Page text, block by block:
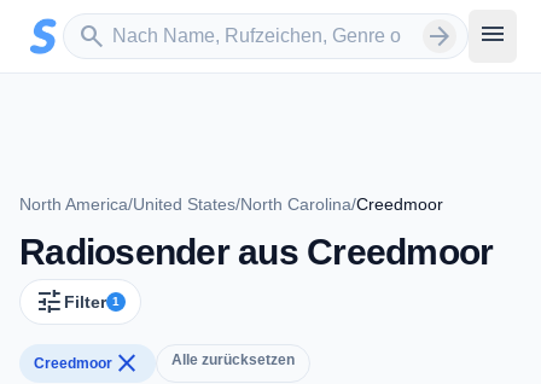
Zum Hauptinhalt springen
search
Sender suchen arrow_forward menu
North America/United States/North Carolina/Creedmoor
Radiosender aus Creedmoor
tune Filter 1
Creedmoor close Alle zurücksetzen